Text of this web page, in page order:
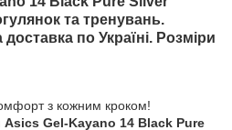
та тренувань.
по Україні. Розміри
з кожним кроком!
Asics Gel-Kayano 14 Black Pure